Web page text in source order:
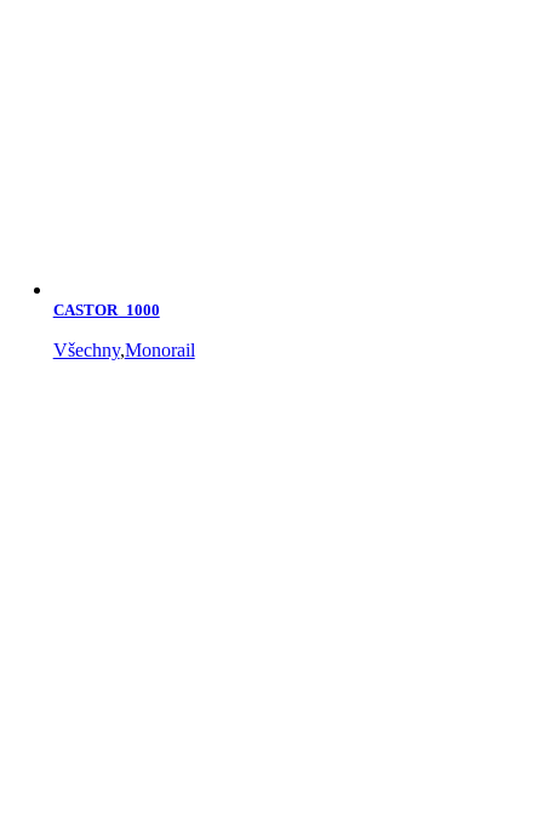
CASTOR_1000
Všechny,Monorail